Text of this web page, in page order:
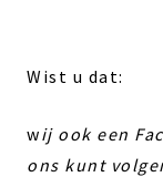
Wist u dat:
wij ook een
ons kunt